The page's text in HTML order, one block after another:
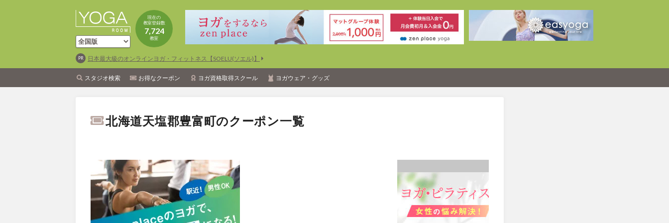
現在の
教室登録数
7,724
教室
日本最大級のオンラインヨガ・フィットネス【SOELU(ソエル)】
スタジオ検索 お得なクーポン ヨガ資格取得スクール ヨガウェア・グッズ
北海道天塩郡豊富町のクーポン一覧